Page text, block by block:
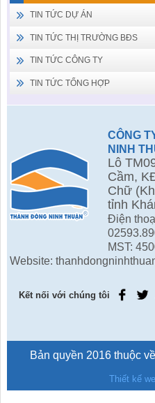
TIN TỨC DỰ ÁN
TIN TỨC THỊ TRƯỜNG BĐS
TIN TỨC CÔNG TY
TIN TỨC TỔNG HỢP
CÔNG
NINH
Lô
Cầm,
Chữ
tỉnh
Điện
MST:
Website:
Kết nối với chúng tôi
Bản quyền 2016 thuộc
Thiết kế